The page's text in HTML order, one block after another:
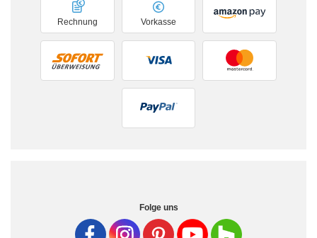
Vorkasse
Rechnung
Folge uns